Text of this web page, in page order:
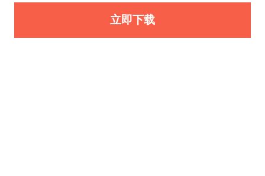
立即下载